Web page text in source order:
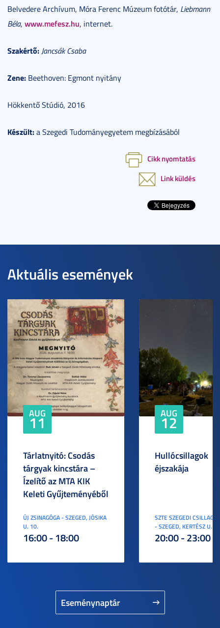
Belvedere Archívum, Móra Ferenc Múzeum fotótár, Liebmann
Béla, www.mefesz.hu, internet.
Szakértő: Jancsák Csaba
Zene: Beethoven: Egmont nyitány
Hökkentő Stúdió, 2016
Készült:a Szegedi Tudományegyetem megbízásából
Cikk nyomtatás
Link küldés
Aktuális események
Eseménynaptár
AUG
11
Tárlatnyitó: Csodás
tárgyak kincstára –
Ízelítő az MTA KIK
Keleti Gyűjteményéből
ÚJ ZSINAGÓGA - SZEGED, JÓSIKA
U. 10.
16:00 - 18:00
AUG
12
Hullócsillagok
éjszakája
SZTE SZEGEDI
- SZEGED, KERTÉSZ U. 3.
20:00 - 23:00